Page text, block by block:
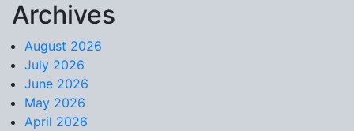
Skip to content
Archives
August 2026
July 2026
June 2026
May 2026
April 2026